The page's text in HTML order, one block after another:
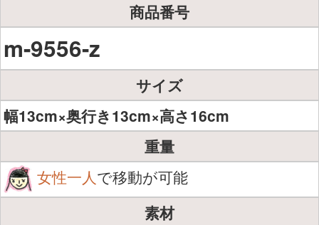
商品番号
m-9556-z
サイズ
幅13cm×奥行き13cm×高さ16cm
重量
女性一人で移動が可能
素材